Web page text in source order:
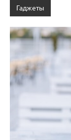
Гаджеты